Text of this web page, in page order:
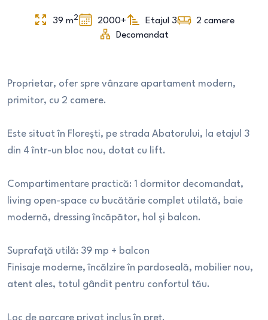
39 m2 2000+ Etajul 3 2 camere
Decomandat
Proprietar, ofer spre vânzare apartament modern,
primitor, cu 2 camere.
Este situat în Florești, pe strada Abatorului, la etajul 3
din 4 într-un bloc nou, dotat cu lift.
Compartimentare practică: 1 dormitor decomandat,
living open-space cu bucătărie complet utilată, baie
modernă, dressing încăpător, hol și balcon.
Suprafață utilă: 39 mp + balcon
Finisaje moderne, încălzire în pardoseală, mobilier nou,
atent ales, totul gândit pentru confortul tău.
Loc de parcare privat inclus în preț.